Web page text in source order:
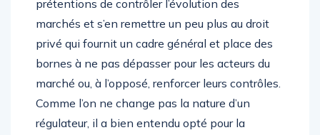
prétentions de contrôler l’évolution des
marchés et s’en remettre un peu plus au droit
privé qui fournit un cadre général et place des
bornes à ne pas dépasser pour les acteurs du
marché ou, à l’opposé, renforcer leurs contrôles.
Comme l’on ne change pas la nature d’un
régulateur, il a bien entendu opté pour la